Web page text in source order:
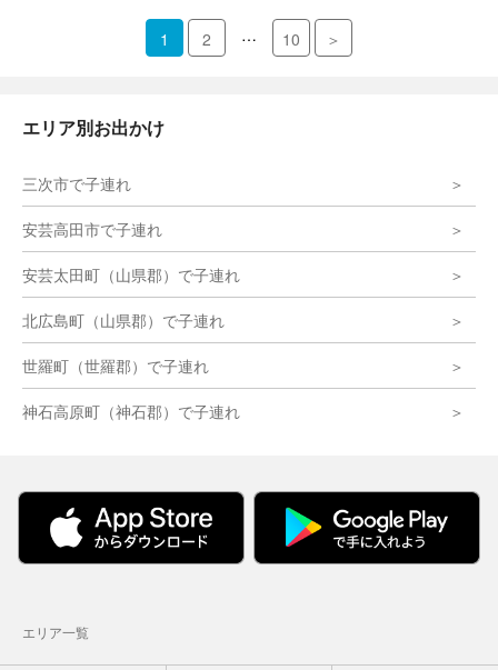
1 2 … 10 ＞
エリア別お出かけ
三次市で子連れ
安芸高田市で子連れ
安芸太田町（山県郡）で子連れ
北広島町（山県郡）で子連れ
世羅町（世羅郡）で子連れ
神石高原町（神石郡）で子連れ
エリア一覧